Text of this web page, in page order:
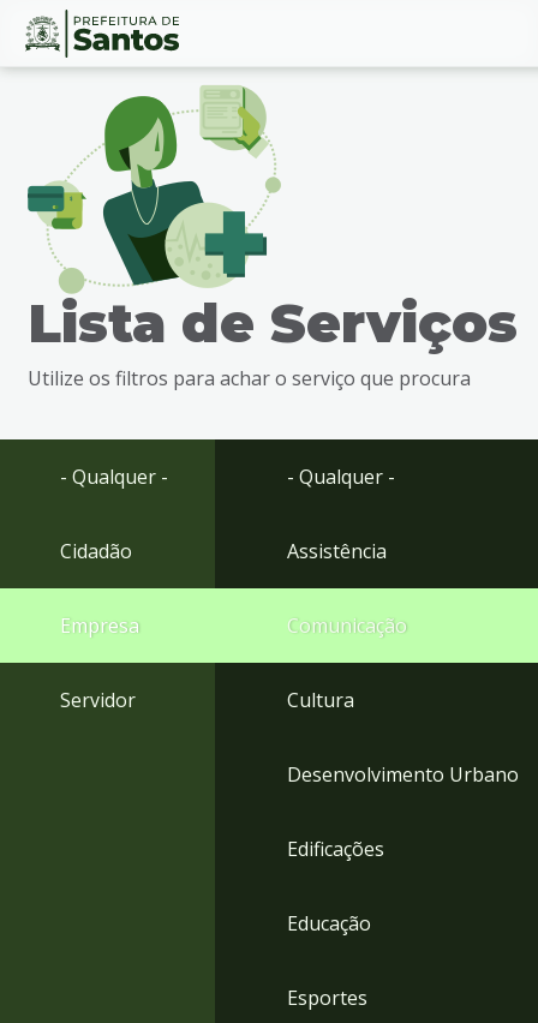
Ir
busca
Ir
Conteúdo
Lista de Serviços
Utilize os filtros para achar o serviço que procura
- Qualquer -
Cidadão
Empresa
Servidor
- Qualquer -
Assistência
Comunicação
Cultura
Desenvolvimento Urbano
Edificações
Educação
Esportes